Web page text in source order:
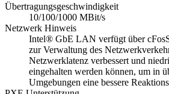
Übertragungsgeschwindigkeit
10/100/1000 MBit/s
Netzwerk Hinweis
Intel® GbE LAN verfügt über
zur Verwaltung des
Netzwerklatenz verbessert und
eingehalten werden können, um in
Umgebungen eine bessere